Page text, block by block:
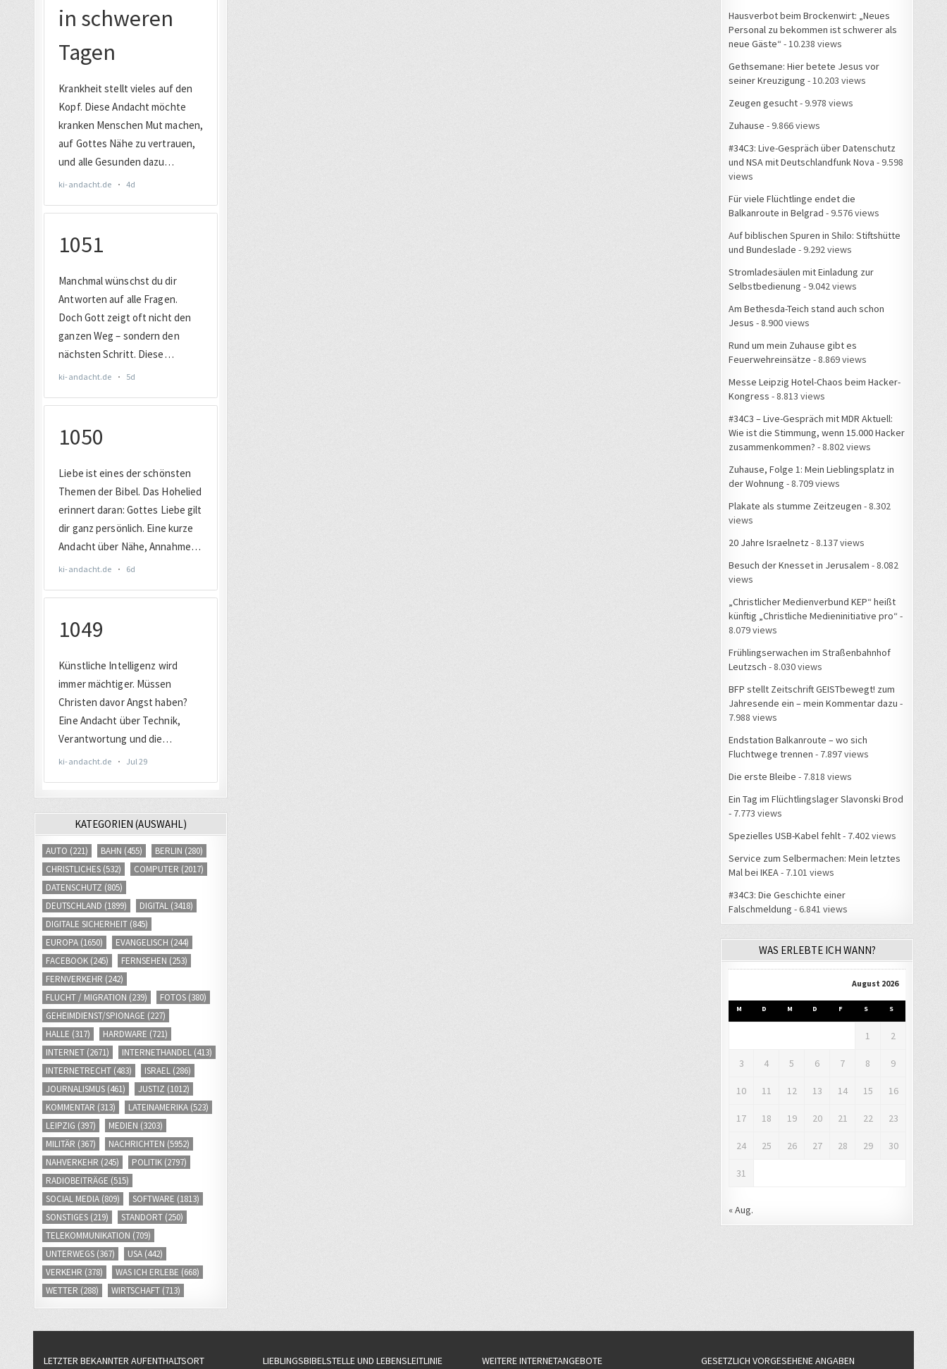
KATEGORIEN (AUSWAHL)
AUTO (221) BAHN (455) BERLIN (280)
CHRISTLICHES (532) COMPUTER (2017)
DATENSCHUTZ (805)
DEUTSCHLAND (1899) DIGITAL (3418)
DIGITALE SICHERHEIT (845)
EUROPA (1650) EVANGELISCH (244)
FACEBOOK (245) FERNSEHEN (253)
FERNVERKEHR (242)
FLUCHT / MIGRATION (239) FOTOS (380)
GEHEIMDIENST/SPIONAGE (227)
HALLE (317) HARDWARE (721)
INTERNET (2671) INTERNETHANDEL (413)
INTERNETRECHT (483) ISRAEL (286)
JOURNALISMUS (461) JUSTIZ (1012)
KOMMENTAR (313) LATEINAMERIKA (523)
LEIPZIG (397) MEDIEN (3203)
MILITÄR (367) NACHRICHTEN (5952)
NAHVERKEHR (245) POLITIK (2797)
RADIOBEITRÄGE (515)
SOCIAL MEDIA (809) SOFTWARE (1813)
SONSTIGES (219) STANDORT (250)
TELEKOMMUNIKATION (709)
UNTERWEGS (367) USA (442)
VERKEHR (378) WAS ICH ERLEBE (668)
WETTER (288) WIRTSCHAFT (713)
Hausverbot beim Brockenwirt: „Neues
Personal zu bekommen ist schwerer als
neue Gäste“ - 10.238 views
Gethsemane: Hier betete Jesus vor
seiner Kreuzigung - 10.203 views
Zeugen gesucht- 9.978 views
Zuhause - 9.866 views
#34C3: Live-Gespräch über Datenschutz
und NSA mit Deutschlandfunk Nova - 9.598
views
Für viele Flüchtlinge endet die
Balkanroute in Belgrad - 9.576 views
Auf biblischen Spuren in Shilo: Stiftshütte
und Bundeslade - 9.292 views
Stromladesäulen mit Einladung zur
Selbstbedienung - 9.042 views
Am Bethesda-Teich stand auch schon
Jesus - 8.900 views
Rund um mein Zuhause gibt es
Feuerwehreinsätze - 8.869 views
Messe Leipzig Hotel-Chaos beim Hacker-
Kongress - 8.813 views
#34C3 – Live-Gespräch mit MDR Aktuell:
Wie ist die Stimmung, wenn 15.000 Hacker
zusammenkommen? - 8.802 views
Zuhause, Folge 1: Mein Lieblingsplatz in
der Wohnung - 8.709 views
Plakate als stumme Zeitzeugen - 8.302
views
20 Jahre Israelnetz - 8.137 views
Besuch der Knesset in Jerusalem - 8.082
views
„Christlicher Medienverbund KEP“ heißt
künftig „Christliche Medieninitiative pro“ -
8.079 views
Frühlingserwachen im Straßenbahnhof
Leutzsch - 8.030 views
BFP stellt Zeitschrift GEISTbewegt! zum
Jahresende ein – mein Kommentar dazu -
7.988 views
Endstation Balkanroute – wo sich
Fluchtwege trennen - 7.897 views
Die erste Bleibe - 7.818 views
Ein Tag im Flüchtlingslager Slavonski Brod
- 7.773 views
Spezielles USB-Kabel fehlt- 7.402 views
Service zum Selbermachen: Mein letztes
Mal bei IKEA - 7.101 views
#34C3: Die Geschichte einer
Falschmeldung - 6.841 views
WAS ERLEBTE ICH WANN?
August 2026
M D M D F S S
1 2
3 4 5 6 7 8 9
10 11 12 13 14 15 16
17 18 19 20 21 22 23
24 25 26 27 28 29 30
31
« Aug.
LETZTER BEKANNTER AUFENTHALTSORT LIEBLINGSBIBELSTELLE UND LEBENSLEITLINIE WEITERE INTERNETANGEBOTE GESETZLICH VORGESEHENE ANGABEN